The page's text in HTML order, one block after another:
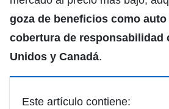
goza de beneficios como
cobertura de responsabilidad
Unidos y Canadá.
Este artículo contiene: